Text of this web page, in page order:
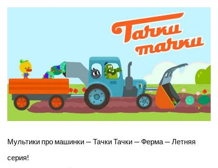
Мультики про машинки — Тачки Тачки — Ферма — Летняя
серия!